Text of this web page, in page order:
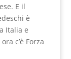
E il
è
Italia e
c’è Forza